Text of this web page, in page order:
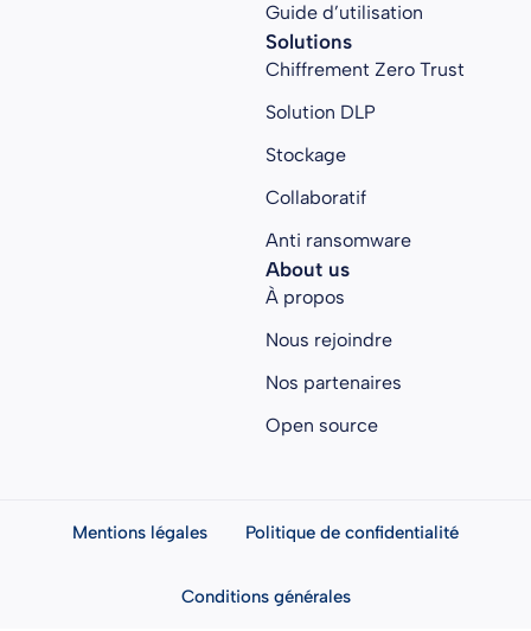
Guide d’utilisation
Solutions
Chiffrement Zero Trust
Solution DLP
Stockage
Collaboratif
Anti ransomware
About us
À propos
Nous rejoindre
Nos partenaires
Open source
Mentions légales Politique de confidentialité
Conditions générales